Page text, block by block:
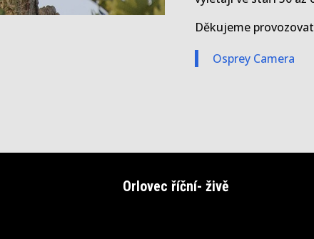
Děkujeme
Osprey Camera
Orlovec říční- živě